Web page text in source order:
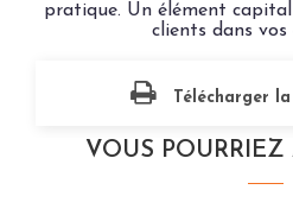
pratique. Un élément
clients dans vos
Télécharger
VOUS